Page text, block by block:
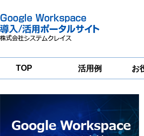
TOP 活用例 お
グループウェア
移行支援